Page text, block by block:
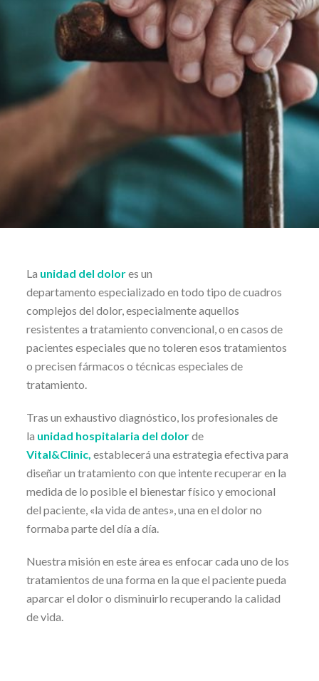
La unidad del dolores un
departamento especializado en todo tipo de cuadros
complejos del dolor, especialmente aquellos
resistentes a tratamiento convencional, o en casos de
pacientes especiales que no toleren esos tratamientos
o precisen fármacos o técnicas especiales de
tratamiento.
Tras un exhaustivo diagnóstico, los profesionales de
la unidad hospitalaria del dolorde
Vital&Clinic, establecerá una estrategia efectiva para
diseñar un tratamiento con que intente recuperar en la
medida de lo posible el bienestar físico y emocional
del paciente, «la vida de antes», una en el dolor no
formaba parte del día a día.
Nuestra misión en este área es enfocar cada uno de los
tratamientos de una forma en la que el paciente pueda
aparcar el dolor o disminuirlo recuperando la calidad
de vida.